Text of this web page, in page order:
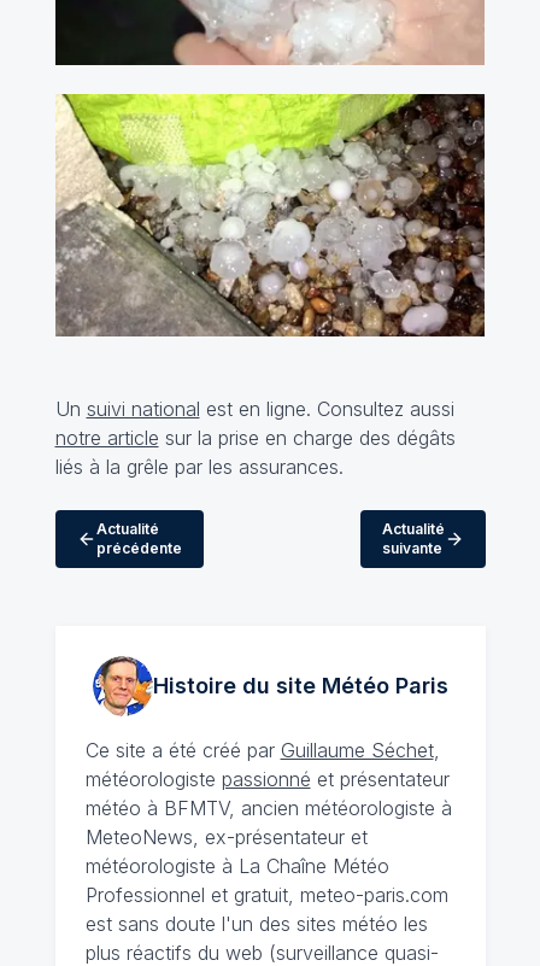
Un suivi national est en ligne. Consultez aussi
notre article sur la prise en charge des dégâts
liés à la grêle par les assurances.
Actualité
précédente
Actualité
suivante
Histoire du site MétéoParis
Ce site a été créé par Guillaume Séchet,
météorologiste passionné et présentateur
météo à BFMTV, ancien météorologiste à
MeteoNews, ex-présentateur et
météorologiste à La Chaîne Météo
Professionnel et gratuit, meteo-paris.com
est sans doute l'un des sites météo les
plus réactifs du web (surveillance quasi-